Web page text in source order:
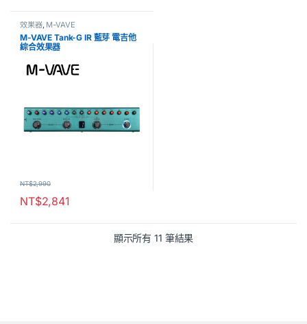
效果器, M-VAVE
M-VAVE Tank-G IR 藍芽 電吉他
綜合效果器
NT$2,841
NT$2,990
顯示所有 11 筆結果